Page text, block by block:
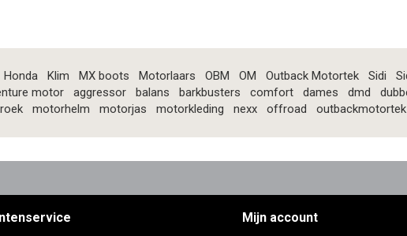
Honda Klim MX boots Motorlaars OBM OM Outback Motortek Sidi
motor aggressor balans barkbusters comfort dames dmd
motorhelm motorjas motorkleding nexx offroad outbackmotortek
Mijn account